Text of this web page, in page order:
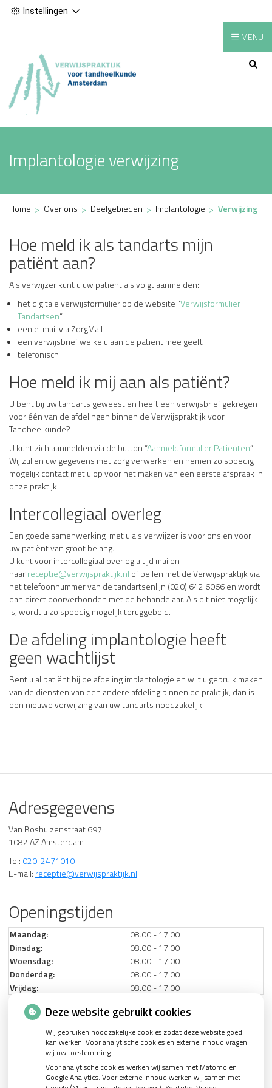
Instellingen
Hoofdmenu
MENU
Implantologie verwijzing
Home Over ons Deelgebieden Implantologie Verwijzing
Hoe meld ik als tandarts mijn
patiënt aan?
Als verwijzer kunt u uw patiënt als volgt aanmelden:
het digitale verwijsformulier op de website “Verwijsformulier
Tandartsen“
een e-mail via ZorgMail
een verwijsbrief welke u aan de patiënt mee geeft
telefonisch
Hoe meld ik mij aan als patiënt?
U bent bij uw tandarts geweest en heeft een verwijsbrief gekregen
voor één van de afdelingen binnen de Verwijspraktijk voor
Tandheelkunde?
U kunt zich aanmelden via de button “Aanmeldformulier Patiënten“.
Wij zullen uw gegevens met zorg verwerken en nemen zo spoedig
mogelijk contact met u op voor het maken van een eerste afspraak in
onze praktijk.
Intercollegiaal overleg
Een goede samenwerking met u als verwijzer is voor ons en voor
uw patiënt van groot belang.
U kunt voor intercollegiaal overleg altijd mailen
naarreceptie@verwijspraktijk.nl of bellen met de Verwijspraktijk via
het telefoonnummer van de tandartsenlijn (020) 642 6066 en wordt
dan direct doorverbonden met de behandelaar. Als dit niet mogelijk
is, wordt u zo spoedig mogelijk teruggebeld.
De afdeling implantologie heeft
geen wachtlijst
Bent u al patiënt bij de afdeling implantologie en wilt u gebruik maken
van de diensten van een andere afdeling binnen de praktijk, dan is
een nieuwe verwijzing van uw tandarts noodzakelijk.
Adresgegevens
Van Boshuizenstraat 697
1082 AZ Amsterdam
Tel: 020-2471010
E-mail: receptie@verwijspraktijk.nl
Openingstijden
Maandag:
08.00 - 17.00
Dinsdag:
08.00 - 17.00
Woensdag:
08.00 - 17.00
Donderdag:
08.00 - 17.00
Vrijdag:
08.00 - 17.00
Nieuws
Let op: valse Infomedics-mails over openstaande rekening
Tanden bleken? Laat het veilig doen!
Deze website gebruikt cookies
Wij gebruiken noodzakelijke cookies zodat deze website goed
kan werken. Voor analytische cookies en externe inhoud vragen
wij uw toestemming.
Voor analytische cookies werken wij samen met Matomo en
Google Analytics. Voor externe inhoud werken wij samen met